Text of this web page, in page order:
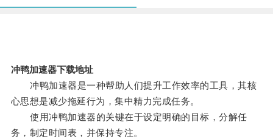
冲鸭加速器下载地址
冲鸭加速器是一种帮助人们提升工作效率的工具，其核
心思想是减少拖延行为，集中精力完成任务。
使用冲鸭加速器的关键在于设定明确的目标，分解任
务，制定时间表，并保持专注。